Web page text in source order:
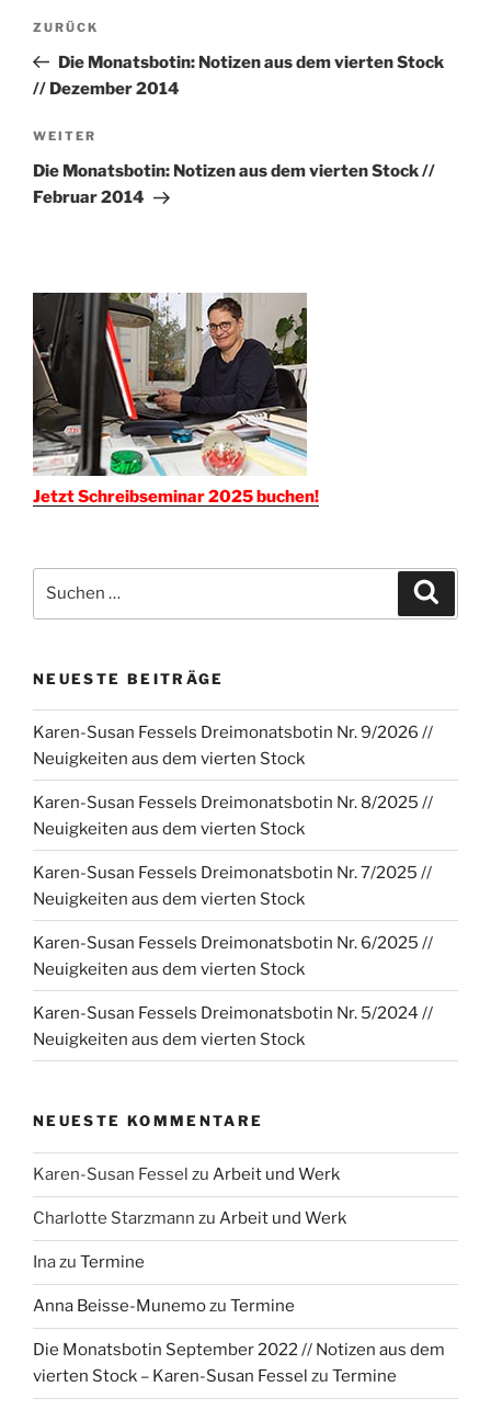
Beitragsnavigation
Vorheriger
Beitrag
ZURÜCK
Die Monatsbotin: Notizen aus dem vierten Stock
// Dezember 2014
Nächster
Beitrag
WEITER
Die Monatsbotin: Notizen aus dem vierten Stock //
Februar 2014
Jetzt Schreibseminar 2025 buchen!
nach:
NEUESTE BEITRÄGE
Karen-Susan Fessels Dreimonatsbotin Nr. 9/2026 //
Neuigkeiten aus dem vierten Stock
Karen-Susan Fessels Dreimonatsbotin Nr. 8/2025 //
Neuigkeiten aus dem vierten Stock
Karen-Susan Fessels Dreimonatsbotin Nr. 7/2025 //
Neuigkeiten aus dem vierten Stock
Karen-Susan Fessels Dreimonatsbotin Nr. 6/2025 //
Neuigkeiten aus dem vierten Stock
Karen-Susan Fessels Dreimonatsbotin Nr. 5/2024 //
Neuigkeiten aus dem vierten Stock
NEUESTE KOMMENTARE
Karen-Susan Fessel zu Arbeit und Werk
Charlotte Starzmann zu Arbeit und Werk
Inazu Termine
Anna Beisse-Munemozu Termine
Die Monatsbotin September 2022 // Notizen aus dem
vierten Stock – Karen-Susan Fessel zu Termine